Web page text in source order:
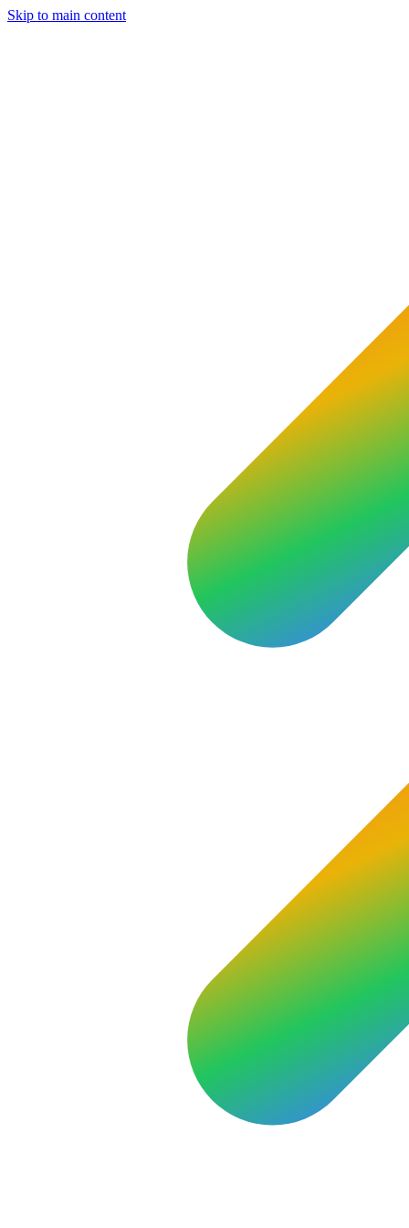
Skip to main content